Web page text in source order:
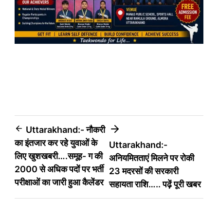
Post
navigation
Uttarakhand:- नौकरी
का इंतजार कर रहे युवाओं के
लिए खुशखबरी….समूह- ग की
2000 से अधिक पदों पर भर्ती
परीक्षाओं का जारी हुआ कैलेंडर
Uttarakhand:-
अनियमितताएं मिलने पर रोकी
23 मदरसों की सरकारी
सहायता राशि….. पढ़ें पूरी खबर